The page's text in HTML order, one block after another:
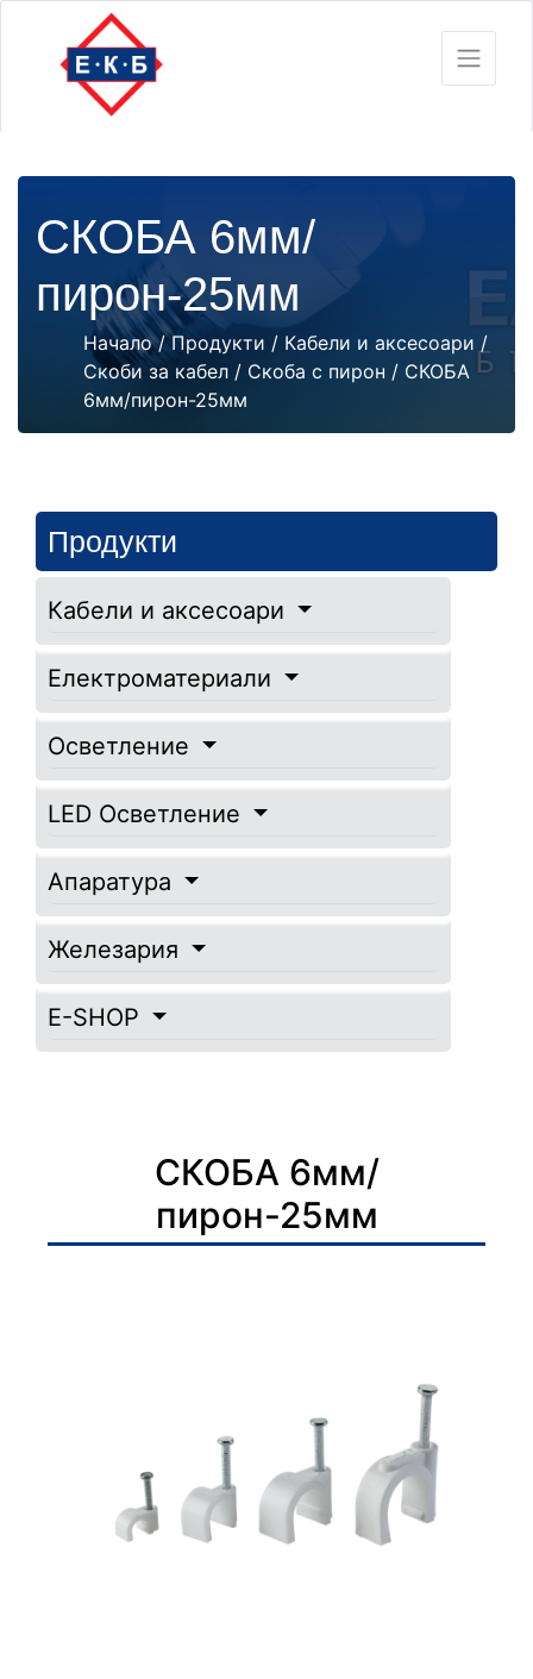
СКОБА 6мм/
пирон-25мм
Начало/Продукти / Кабели и аксесоари /
Скоби за кабел / Скоба с пирон / СКОБА
6мм/пирон-25мм
Продукти
Кабели и аксесоари
Електроматериали
Осветление
LED Осветление
Апаратура
Железария
E-SHOP
СКОБА 6мм/
пирон-25мм